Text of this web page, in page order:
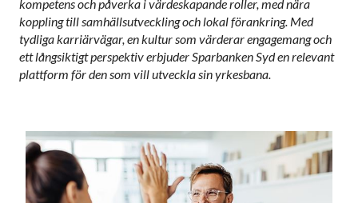
kompetens och påverka i värdeskapande roller, med nära
koppling till samhällsutveckling och lokal förankring. Med
tydliga karriärvägar, en kultur som värderar engagemang och
ett långsiktigt perspektiv erbjuder Sparbanken Syd en relevant
plattform för den som vill utveckla sin yrkesbana.